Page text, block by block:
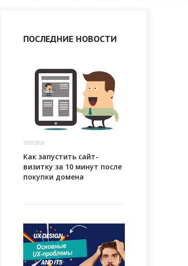
ПОСЛЕДНИЕ НОВОСТИ
27.07.2026
Как запустить сайт-
визитку за 10 минут после
покупки домена